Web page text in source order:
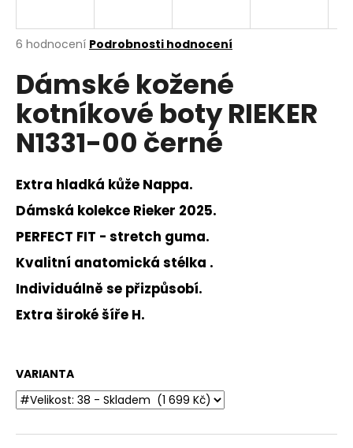
Průměrné
produktu
je
3,5
5
hvězdiček.
6 hodnocení Podrobnosti hodnocení
Dámské kožené
kotníkové boty RIEKER
N1331-00 černé
Extra hladká kůže Nappa.
Dámská kolekce Rieker 2025.
PERFECT FIT - stretch guma.
Kvalitní anatomická stélka .
Individuálně se přizpůsobí.
Extra široké šíře H.
VARIANTA
j
t
?
HLEDAT
o
p
r
u
j
e